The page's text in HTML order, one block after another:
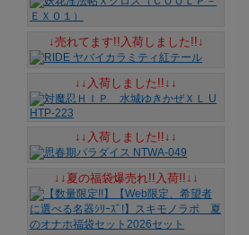
↓売れてます!!入荷しました!!↓
↓↓入荷しました!!↓↓
↓↓入荷しました!!↓↓
↓↓夏の福袋爆売れ!!入荷!!↓↓